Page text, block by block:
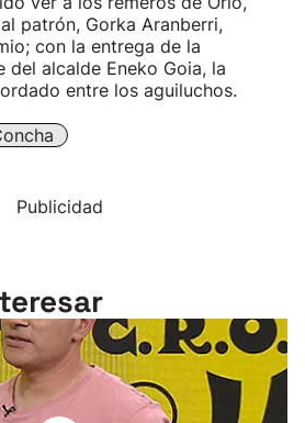
patrón, Gorka Aranberri,
con la entrega de la
del alcalde Eneko Goia, la
entre los aguiluchos.
Publicidad